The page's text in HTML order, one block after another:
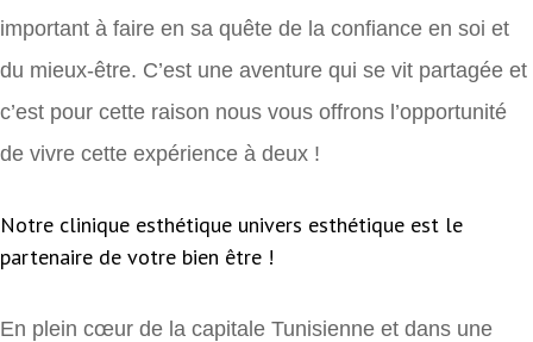
important à faire en sa quête de la confiance en soi et
du mieux-être. C’est une aventure qui se vit partagée et
c’est pour cette raison nous vous offrons l’opportunité
de vivre cette expérience à deux !
Notre clinique esthétique univers esthétique est le
partenaire de votre bien être !
En plein cœur de la capitale Tunisienne et dans une